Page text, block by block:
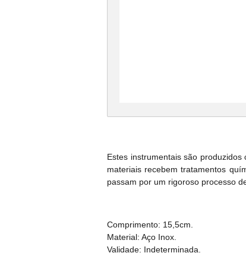
Estes instrumentais são
materiais recebem tratamentos
passam por um rigoroso processo
Comprimento: 15,5cm.
Material: Aço Inox.
Validade: Indeterminada.